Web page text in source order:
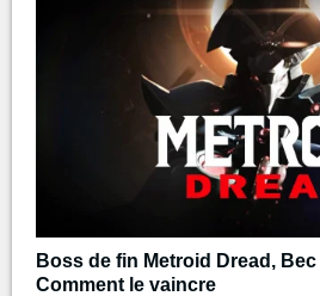
Boss de fin Metroid Dread,
Comment le vaincre